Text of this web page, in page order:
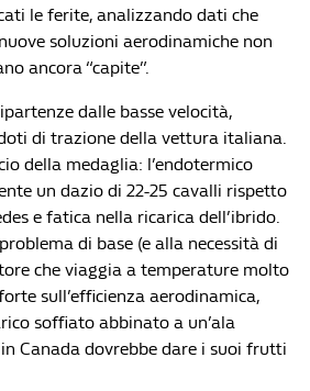
le ferite, analizzando dati che
soluzioni aerodinamiche non
ancora “capite”.
dalle basse velocità,
di trazione della vettura italiana.
della medaglia: l’endotermico
un dazio di 22-25 cavalli rispetto
e fatica nella ricarica dell’ibrido.
di base (e alla necessità di
che viaggia a temperature molto
sull’efficienza aerodinamica,
soffiato abbinato a un’ala
in Canada dovrebbe dare i suoi frutti